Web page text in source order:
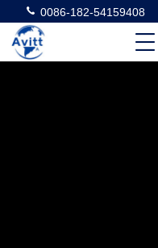
0086-182-54159408